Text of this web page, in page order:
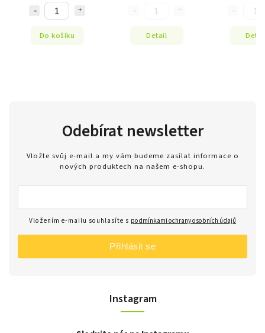
Do košíku Detail
Instagram
Odebírat newsletter
Vložte svůj e-mail a my vám budeme zasílat informace o
nových produktech na našem e-shopu.
Vložením e-mailu souhlasíte s podmínkami ochrany osobních údajů
Přihlásit se